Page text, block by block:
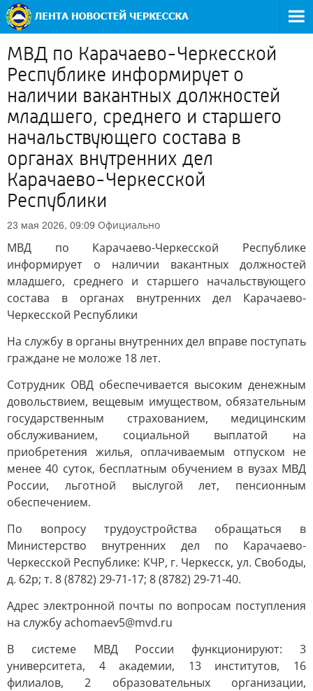
МВД по Карачаево-Черкесской
Республике информирует о
наличии вакантных должностей
младшего, среднего и старшего
начальствующего состава в
органах внутренних дел
Карачаево-Черкесской
Республики
23 мая 2026, 09:09 Официально
МВД по Карачаево-Черкесской Республике
информирует о наличии вакантных должностей
младшего, среднего и старшего начальствующего
состава в органах внутренних дел Карачаево-
Черкесской Республики
На службу в органы внутренних дел вправе поступать
граждане не моложе 18 лет.
Сотрудник ОВД обеспечивается высоким денежным
довольствием, вещевым имуществом, обязательным
государственным страхованием, медицинским
обслуживанием, социальной выплатой на
приобретения жилья, оплачиваемым отпуском не
менее 40 суток, бесплатным обучением в вузах МВД
России, льготной выслугой лет, пенсионным
обеспечением.
По вопросу трудоустройства обращаться в
Министерство внутренних дел по Карачаево-
Черкесской Республике: КЧР, г. Черкесск, ул. Свободы,
д. 62р; т. 8 (8782) 29-71-17; 8 (8782) 29-71-40.
Адрес электронной почты по вопросам поступления
на службу achomaev5@mvd.ru
В системе МВД России функционируют: 3
университета, 4 академии, 13 институтов, 16
филиалов, 2 образовательных организации,